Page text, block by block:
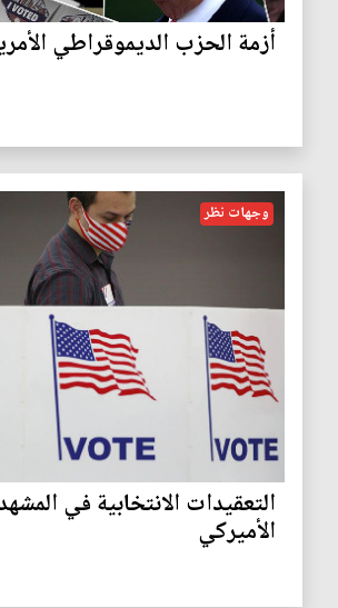
أزمة الحزب الديموقراطي
وجهات نظر
التعقيدات الانتخابية في
الأميركي